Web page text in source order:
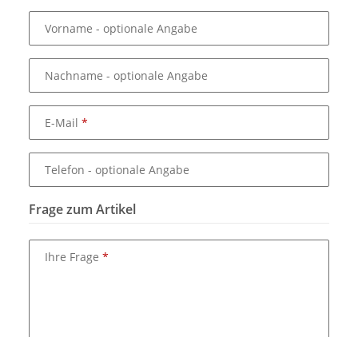
Vorname - optionale Angabe
Nachname - optionale Angabe
E-Mail
Telefon - optionale Angabe
Frage zum Artikel
Ihre Frage